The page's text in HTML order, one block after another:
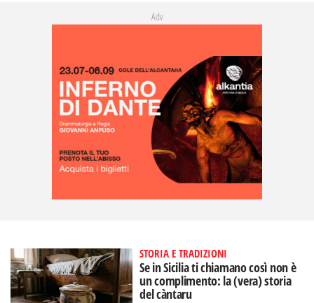
Adv
STORIA E TRADIZIONI
Se in Sicilia ti chiamano così non è
un complimento: la (vera) storia
del càntaru